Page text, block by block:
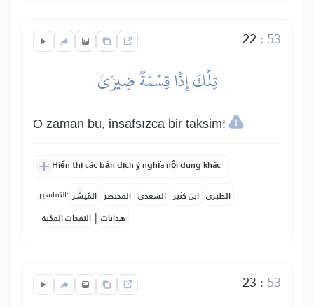
22 : 53
تِلۡكَ إِذٗا قِسۡمَةٞ ضِيزَىٰٓ
O zaman bu, insafsızca bir taksim!
Hiển thị các bản dịch ý nghĩa nội dung khác
التفاسير: المُيسَّر المختصر السعدي ابن كثير الطبري
النفحات المكية | هدايات
23 : 53